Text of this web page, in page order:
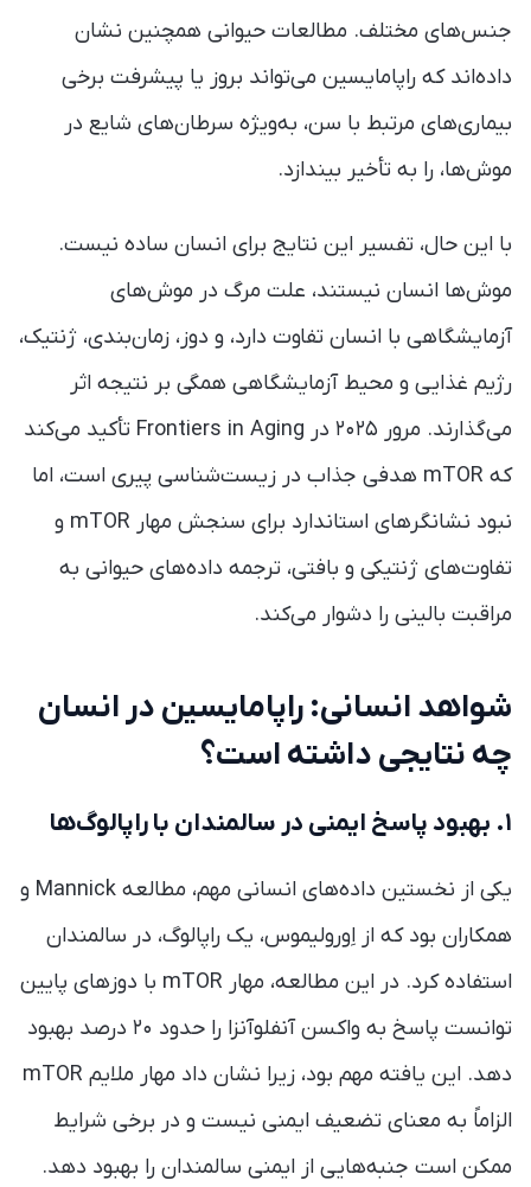
جنس‌های مختلف. مطالعات حیوانی همچنین نشان
داده‌اند که راپامایسین می‌تواند بروز یا پیشرفت برخی
بیماری‌های مرتبط با سن، به‌ویژه سرطان‌های شایع در
موش‌ها، را به تأخیر بیندازد.
با این حال، تفسیر این نتایج برای انسان ساده نیست.
موش‌ها انسان نیستند، علت مرگ در موش‌های
آزمایشگاهی با انسان تفاوت دارد، و دوز، زمان‌بندی، ژنتیک،
رژیم غذایی و محیط آزمایشگاهی همگی بر نتیجه اثر
می‌گذارند. مرور ۲۰۲۵ در Frontiers in Aging تأکید می‌کند
که mTOR هدفی جذاب در زیست‌شناسی پیری است، اما
نبود نشانگرهای استاندارد برای سنجش مهار mTOR و
تفاوت‌های ژنتیکی و بافتی، ترجمه داده‌های حیوانی به
مراقبت بالینی را دشوار می‌کند.
شواهد انسانی: راپامایسین در انسان
چه نتایجی داشته است؟
۱. بهبود پاسخ ایمنی در سالمندان با راپالوگ‌ها
یکی از نخستین داده‌های انسانی مهم، مطالعه Mannick و
همکاران بود که از اِورولیموس، یک راپالوگ، در سالمندان
استفاده کرد. در این مطالعه، مهار mTOR با دوزهای پایین
توانست پاسخ به واکسن آنفلوآنزا را حدود ۲۰ درصد بهبود
دهد. این یافته مهم بود، زیرا نشان داد مهار ملایم mTOR
الزاماً به معنای تضعیف ایمنی نیست و در برخی شرایط
ممکن است جنبه‌هایی از ایمنی سالمندان را بهبود دهد.